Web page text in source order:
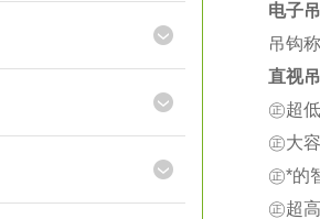
电子
吊钩
直视
㊣超
㊣大
㊣*的
㊣超